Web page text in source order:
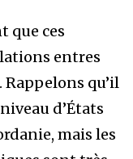
que ces
entres
qu’il
d’États
mais les